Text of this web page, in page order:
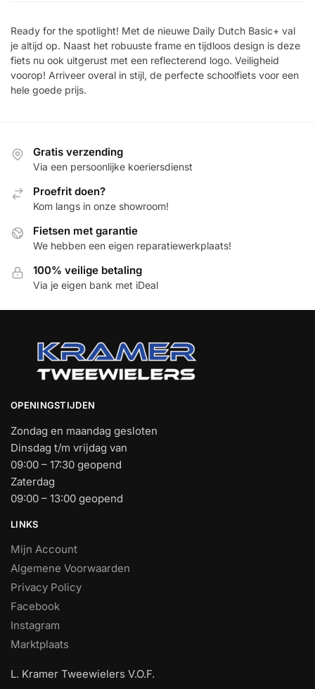
Ready for the spotlight! Met de nieuwe Daily Dutch Basic+ val
je altijd op. Naast het robuuste frame en tijdloos design is deze
fiets nu ook uitgerust met een reflecterend logo. Veiligheid
voorop! Arriveer overal in stijl, de perfecte schoolfiets voor een
hele goede prijs.
Gratis verzending
Via een persoonlijke koeriersdienst
Proefrit doen?
Kom langs in onze showroom!
Fietsen met garantie
We hebben een eigen reparatiewerkplaats!
100% veilige betaling
Via je eigen bank met iDeal
OPENINGSTIJDEN
Zondag en maandag gesloten
Dinsdag t/m vrijdag van
09:00 – 17:30 geopend
Zaterdag
09:00 – 13:00 geopend
LINKS
Mijn Account
Algemene Voorwaarden
Privacy Policy
Facebook
Instagram
Marktplaats
L. Kramer Tweewielers V.O.F.